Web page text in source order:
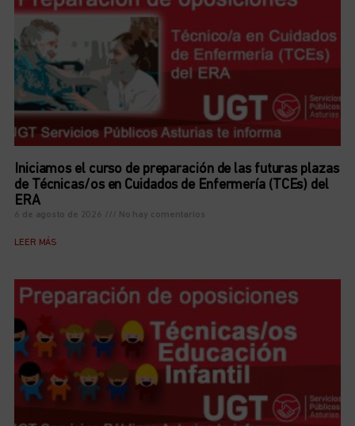
Iniciamos el curso de preparación de las futuras plazas
de Técnicas/os en Cuidados de Enfermería (TCEs) del
ERA
6 de agosto de 2026 No hay comentarios
LEER MÁS